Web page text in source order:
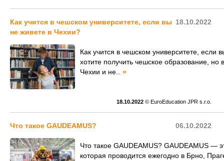
18.10.2022
Как учится в чешском университете, если вы
не живете в Чехии?
Как учится в чешском университете, если
хотите получить чешское образование,
Чехии и не
»
18.10.2022 © EuroEducation JPR s.r.o.
06.10.2022
Что такое GAUDEAMUS?
Что такое GAUDEAMUS? GAUDEAMUS —
которая проводится ежегодно в Брно,